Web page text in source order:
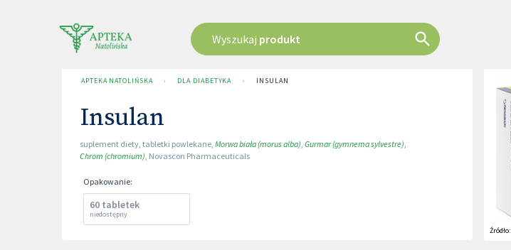
Wyszukaj produkt
APTEKA NATOLIŃSKA › DLA DIABETYKA › INSULAN
Insulan
suplement diety, tabletki powlekane, Morwa biała (morus alba), Gurmar (gymnema sylvestre),
Chrom (chromium), Novascon Pharmaceuticals
Opakowanie:
60 tabletek
niedostępny
Źródło: